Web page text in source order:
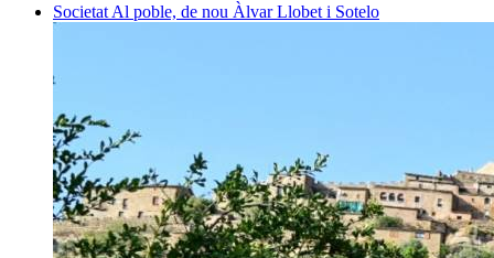
Societat Al poble, de nou Àlvar Llobet i Sotelo